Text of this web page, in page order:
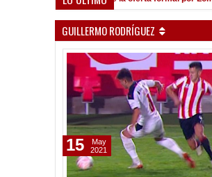
GUILLERMO RODRÍGUEZ
15
May
2021